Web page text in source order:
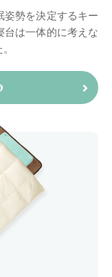
姿勢を決定するキー
台は一体的に考えな